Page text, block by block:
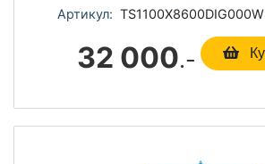
Артикул:
32 000.-